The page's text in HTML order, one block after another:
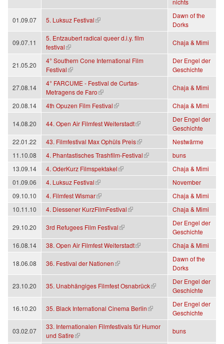
nichts
01.09.07 5. Luksuz Festival
(Link ist extern)
Dawn of the
Dorks
09.07.11
5. Entzaubert radical queer d.i.y. film
festival
(Link ist extern)
Chaja & Mimi
21.05.20
4° Southern Cone International Film
Festival
(Link ist extern)
Der Engel der
Geschichte
27.08.14
4° FARCUME - Festival de Curtas-
Metragens de Faro
(Link ist extern)
Chaja & Mimi
20.08.14 4th Opuzen Film Festival
(Link ist extern) Chaja & Mimi
14.08.20 44. Open Air Filmfest Weiterstadt
(Link ist extern)
Der Engel der
Geschichte
22.01.22
43. Filmfestival Max Ophüls Preis
(Link ist extern)
Nestwärme
11.10.08
4. Phantastisches Trashfilm-Festival
(Link ist extern)
buns
13.09.14
4. OderKurz Filmspektakel
(Link ist extern)
Chaja & Mimi
01.09.06
4. Luksuz Festival
(Link ist extern)
November
09.10.10
4. Filmfest Wismar
(Link ist extern)
Chaja & Mimi
10.11.10
4. Diessener KurzFilmFestival
(Link ist extern) Chaja & Mimi
29.10.20 3rd Refugees Film Festival
(Link ist extern)
Der Engel der
Geschichte
16.08.14
38. Open Air Filmfest Weiterstadt
(Link ist extern) Chaja & Mimi
18.06.08 36. Festival der Nationen
(Link ist extern)
Dawn of the
Dorks
23.10.20 35. Unabhängiges Filmfest Osnabrück
(Link ist extern)
Der Engel der
Geschichte
16.10.20 35. Black International Cinema Berlin
(Link ist extern)
Der Engel der
Geschichte
03.02.07
33. Internationalen Filmfestivals für Humor
und Satire
(Link ist extern)
buns